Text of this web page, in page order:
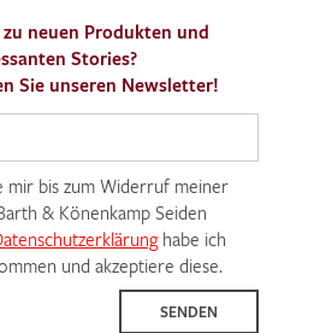
neuen Produkten und
Stories?
Sie unseren Newsletter!
mir bis zum Widerruf meiner
& Könenkamp Seiden
habe ich
und akzeptiere diese.
SENDEN